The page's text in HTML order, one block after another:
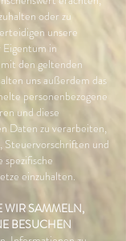
oder zu
unsere
in
den geltenden
uns außerdem das
personenbezogene
und diese
Daten zu verarbeiten,
Steuervorschriften und
einzuhalten.
SAMMELN,
BESUCHEN